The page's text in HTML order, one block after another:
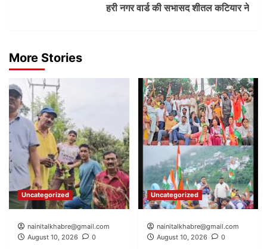
हरी नगर वार्ड की सभासद शीतल कटियार ने
More Stories
Uncategorized
nainitalkhabre@gmail.com
August 10, 2026
0
Uncategorized
nainitalkhabre@gmail.com
August 10, 2026
0